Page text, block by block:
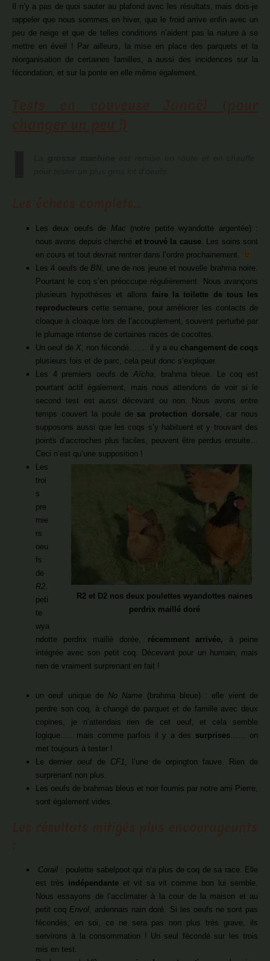
Il n’y a pas de quoi sauter au plafond avec les résultats, mais dois-je
rappeler que nous sommes en hiver, que le froid arrive enfin avec un
peu de neige et que de telles conditions n’aident pas la nature à se
mettre en éveil ! Par ailleurs, la mise en place des parquets et la
réorganisation de certaines familles, a aussi des incidences sur la
fécondation, et sur la ponte en elle même également.
Les deux oeufs de Mac (notre petite wyandotte argentée) :
nous avons depuis cherché et trouvé la cause. Les soins sont
en cours et tout devrait rentrer dans l’ordre prochainement.
Les 4 oeufs de BN, une de nos jeune et nouvelle brahma noire.
Pourtant le coq s’en préoccupe régulièrement. Nous avançons
plusieurs hypothèses et allons faire la toilette de tous les
reproducteurs cette semaine, pour améliorer les contacts de
cloaque à cloaque lors de l’accouplement, souvent perturbé par
le plumage intense de certaines races de cocottes.
Un oeuf deX, non fécondé……. il y a eu changement de coqs
plusieurs fois et de parc, cela peut donc s’expliquer.
Les 4 premiers oeufs de Aïcha, brahma bleue. Le coq est
pourtant actif également, mais nous attendons de voir si le
second test est aussi décevant ou non. Nous avons entre
temps couvert la poule de sa protection dorsale, car nous
supposons aussi que les coqs s’y habituent et y trouvant des
points d’accroches plus faciles, peuvent être perdus ensuite…
Ceci n’est qu’une supposition !
R2 et D2 nos deux poulettes wyandottes naines
perdrix maillé doré
Les
troi
s
pre
mie
rs
oeu
fs
de
R2,
peti
te
wya
ndotte perdrix maillé dorée,
récemment arrivée, à peine
intégrée avec son petit coq. Décevant pour un humain, mais
rien de vraiment surprenant en fait !
un oeuf unique de No Name (brahma bleue) : elle vient de
perdre son coq, à changé de parquet et de famille avec deux
copines, je n’attendais rien de cet oeuf, et cela semble
logique….. mais comme parfois il y a des surprises…… on
met toujours à tester !
Le dernier oeuf de CF1, l’une de orpington fauve. Rien de
surprenant non plus.
Les oeufs de brahmas bleus et noir fournis par notre ami Pierre,
sont également vides.
Corail : poulette sabelpoot qui n’a plus de coq de sa race. Elle
est très indépendanteet vit sa vit comme bon lui semble.
Nous essayons de l’acclimater à la cour de la maison et au
petit coq Envol , ardennais nain doré. Si les oeufs ne sont pas
fécondés, en soi, ce ne sera pas non plus très grave, ils
servirons à la consommation ! Un seul fécondé sur les trois
mis en test.